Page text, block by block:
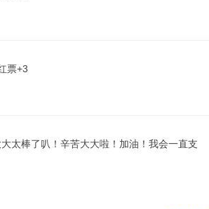
票+3
太棒了叭！辛苦大大啦！加油！我会一直支